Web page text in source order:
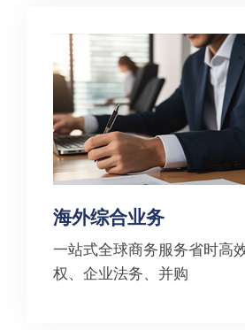
海外综合业务
一站式全球商务服务省时高
权、企业法务、并购